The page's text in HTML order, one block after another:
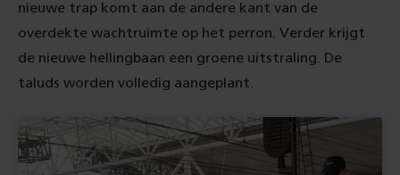
nieuwe trap komt aan de andere kant van de
overdekte wachtruimte op het perron. Verder krijgt
de nieuwe hellingbaan een groene uitstraling. De
taluds worden volledig aangeplant.